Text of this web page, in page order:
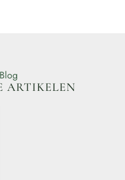
ARTIKELEN